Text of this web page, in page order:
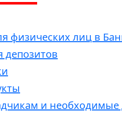
физических лиц в
депозитов
и